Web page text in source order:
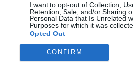
I want to opt-out of Collection,
Retention, Sale, and/or Sharing
Personal Data that Is Unrelated
Purposes for which it was
Opted Out
CONFIRM